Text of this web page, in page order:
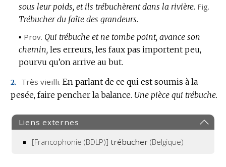
sous leur poids, et ils trébuchèrent dans la rivière. Fig.
Trébucher du faîte des grandeurs.
▪ Prov. Qui trébuche et ne tombe point, avance son
chemin, les erreurs, les faux pas importent peu,
pourvu qu’on arrive au but.
2. Très vieilli. En parlant de ce qui est soumis à la
pesée, faire pencher la balance. Une pièce qui trébuche.
Liens externes
[Francophonie (BDLP)] trébucher (Belgique)